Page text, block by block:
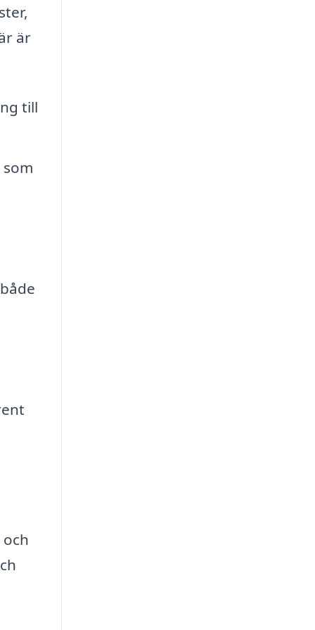
är
till